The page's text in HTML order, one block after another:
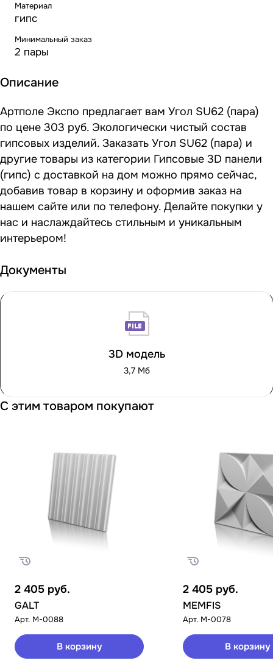
Материал
гипс
Минимальный заказ
2 пары
Описание
Артполе Экспо предлагает вам Угол SU62 (пара)
по цене 303 руб. Экологически чистый состав
гипсовых изделий. Заказать Угол SU62 (пара) и
другие товары из категории Гипсовые 3D панели
(гипс) с доставкой на дом можно прямо сейчас,
добавив товар в корзину и оформив заказ на
нашем сайте или по телефону. Делайте покупки у
нас и наслаждайтесь стильным и уникальным
интерьером!
Документы
3D модель
3,7 Мб
С этим товаром покупают
2 405 руб.
GALT
Арт. M-0088
В корзину
2 405 руб.
MEMFIS
Арт. M-0078
В корзину